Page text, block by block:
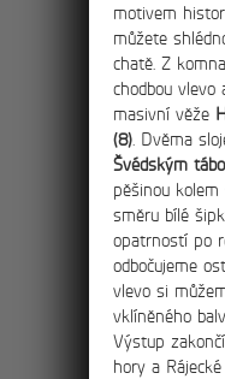
Výlet
Projděte
části
čeká Vás
skalní most
motivem
můžete
chatě. Z
chodbou
masivní věže
(8) . Dvěma
Švédským
pěšinou
směru bílé
opatrností po
odbočujeme
vlevo si
vklíněného
Výstup
hory a